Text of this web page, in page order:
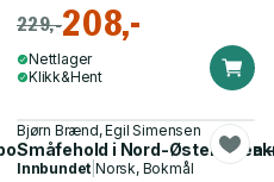
229,-208,-
Nettlager
Klikk&Hent
om slit, nøysomhet og
Bjørn Brænd, Egil Simensen
Småfehold i Nord-
Innbundet |Norsk, Bokmål